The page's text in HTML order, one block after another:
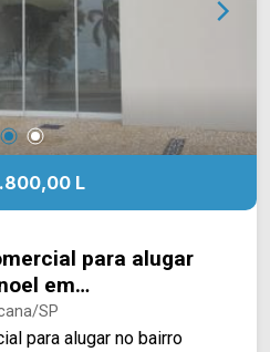
L
para alugar
em
SP
para alugar no bairro